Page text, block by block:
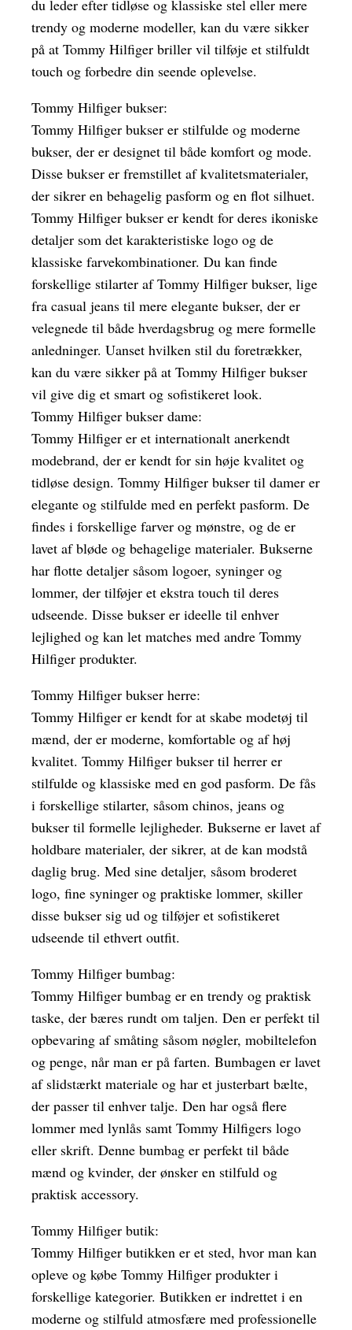
du leder efter tidløse og klassiske stel eller mere
trendy og moderne modeller, kan du være sikker
på at Tommy Hilfiger briller vil tilføje et stilfuldt
touch og forbedre din seende oplevelse.
Tommy Hilfiger bukser:
Tommy Hilfiger bukser er stilfulde og moderne
bukser, der er designet til både komfort og mode.
Disse bukser er fremstillet af kvalitetsmaterialer,
der sikrer en behagelig pasform og en flot silhuet.
Tommy Hilfiger bukser er kendt for deres ikoniske
detaljer som det karakteristiske logo og de
klassiske farvekombinationer. Du kan finde
forskellige stilarter af Tommy Hilfiger bukser, lige
fra casual jeans til mere elegante bukser, der er
velegnede til både hverdagsbrug og mere formelle
anledninger. Uanset hvilken stil du foretrækker,
kan du være sikker på at Tommy Hilfiger bukser
vil give dig et smart og sofistikeret look.
Tommy Hilfiger bukser dame:
Tommy Hilfiger er et internationalt anerkendt
modebrand, der er kendt for sin høje kvalitet og
tidløse design. Tommy Hilfiger bukser til damer er
elegante og stilfulde med en perfekt pasform. De
findes i forskellige farver og mønstre, og de er
lavet af bløde og behagelige materialer. Bukserne
har flotte detaljer såsom logoer, syninger og
lommer, der tilføjer et ekstra touch til deres
udseende. Disse bukser er ideelle til enhver
lejlighed og kan let matches med andre Tommy
Hilfiger produkter.
Tommy Hilfiger bukser herre:
Tommy Hilfiger er kendt for at skabe modetøj til
mænd, der er moderne, komfortable og af høj
kvalitet. Tommy Hilfiger bukser til herrer er
stilfulde og klassiske med en god pasform. De fås
i forskellige stilarter, såsom chinos, jeans og
bukser til formelle lejligheder. Bukserne er lavet af
holdbare materialer, der sikrer, at de kan modstå
daglig brug. Med sine detaljer, såsom broderet
logo, fine syninger og praktiske lommer, skiller
disse bukser sig ud og tilføjer et sofistikeret
udseende til ethvert outfit.
Tommy Hilfiger bumbag:
Tommy Hilfiger bumbag er en trendy og praktisk
taske, der bæres rundt om taljen. Den er perfekt til
opbevaring af småting såsom nøgler, mobiltelefon
og penge, når man er på farten. Bumbagen er lavet
af slidstærkt materiale og har et justerbart bælte,
der passer til enhver talje. Den har også flere
lommer med lynlås samt Tommy Hilfigers logo
eller skrift. Denne bumbag er perfekt til både
mænd og kvinder, der ønsker en stilfuld og
praktisk accessory.
Tommy Hilfiger butik:
Tommy Hilfiger butikken er et sted, hvor man kan
opleve og købe Tommy Hilfiger produkter i
forskellige kategorier. Butikken er indrettet i en
moderne og stilfuld atmosfære med professionelle